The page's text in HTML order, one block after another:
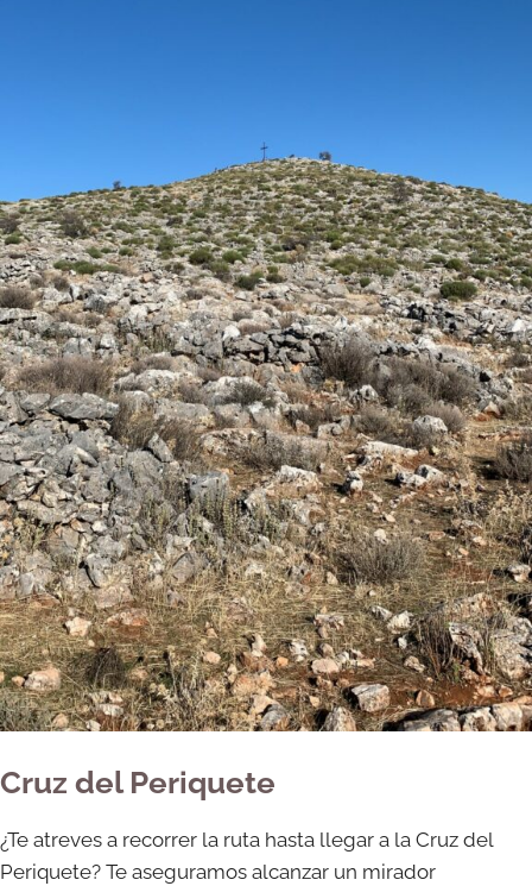
Cruz del Periquete
¿Te atreves a recorrer la ruta hasta llegar a la Cruz del
Periquete? Te aseguramos alcanzar un mirador